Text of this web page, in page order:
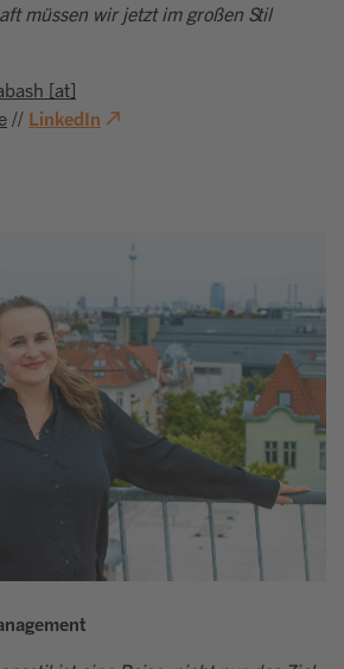
müssen wir jetzt im großen Stil
[at]
// LinkedIn